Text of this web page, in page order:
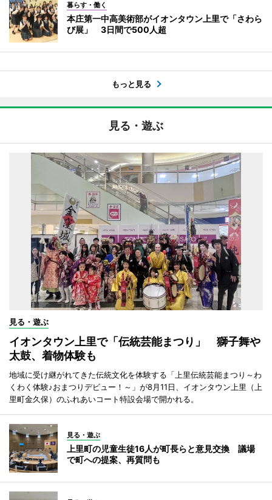
暮らす・働く
本庄第一中高美術部がイオンタウン上里で「さわら
び展」 3日間で500人超
もっと見る
見る・遊ぶ
見る・遊ぶ
イオンタウン上里で「伝統芸能まつり」 獅子舞や
太鼓、着物体験も
地域に受け継がれてきた伝統文化を体験する「上里伝統芸能まつり～わ
くわく体験♪おまつりデビュー！～」が8月11日、イオンタウン上里（上
里町金久保）のふれあいコート特設会場で開かれる。
見る・遊ぶ
上里町の児童生徒16人が町長らと意見交換 議場
で町への提案、再質問も